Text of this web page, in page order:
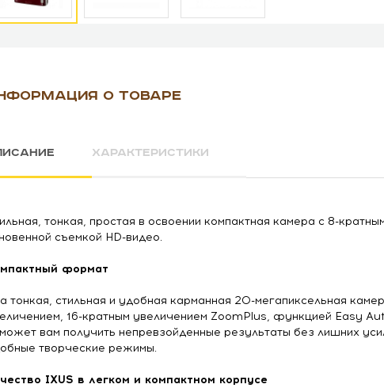
О ТОВАРЕ
ХАРАКТЕРИСТИКИ
тонкая, простая в освоении компактная камера c 8-
съемкой HD-видео.
формат
тонкая, стильная и удобная карманная 20-мегапиксельная
16-кратным увеличением ZoomPlus, функцией Easy
вам получить непревзойденные результаты без лишних
творческие режимы.
IXUS в легком и компактном корпусе